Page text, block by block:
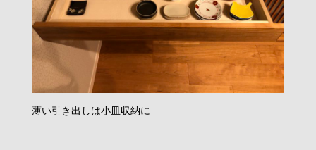
薄い引き出しは小皿収納に